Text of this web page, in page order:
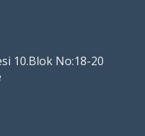
10.Blok No:18-20